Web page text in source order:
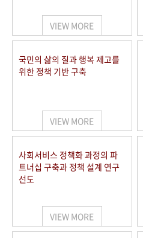
VIEW MORE
국민의 삶의 질과 행복 제고를
위한 정책 기반 구축
VIEW MORE
사회서비스 정책화 과정의 파
트너십 구축과 정책 설계 연구
선도
VIEW MORE